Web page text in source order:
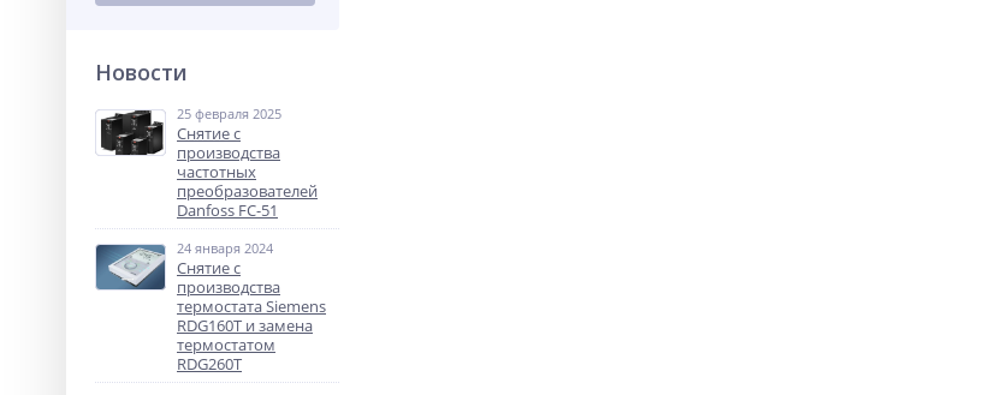
Новости
25 февраля 2025
Снятие с
производства
частотных
преобразователей
Danfoss FC-51
24 января 2024
Снятие с
производства
термостата Siemens
RDG160T и замена
термостатом
RDG260T